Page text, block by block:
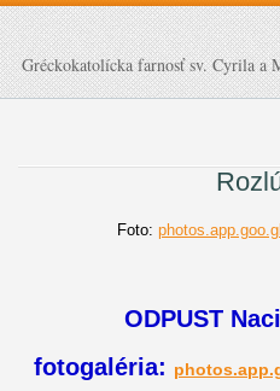
Gréckokatolícka farnosť sv. Cyrila a
Foto:
ODPUST
fotogaléria: